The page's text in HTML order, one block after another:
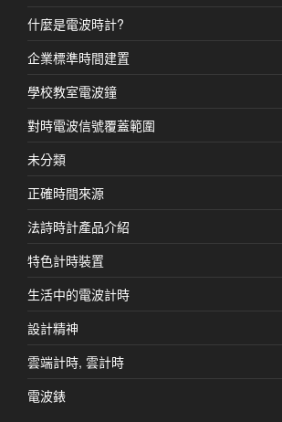
什麼是電波時計?
企業標準時間建置
學校教室電波鐘
對時電波信號覆蓋範圍
未分類
正確時間來源
法詩時計產品介紹
特色計時裝置
生活中的電波計時
設計精神
雲端計時, 雲計時
電波錶